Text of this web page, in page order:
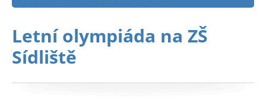
Letní olympiáda na ZŠ
Sídliště